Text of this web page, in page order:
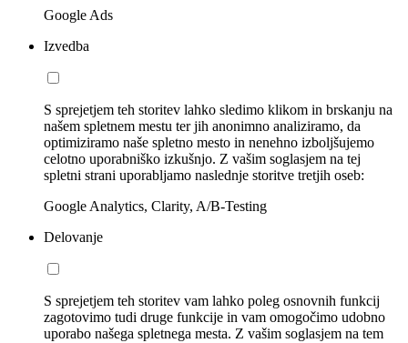
Google Ads
Izvedba
S sprejetjem teh storitev lahko sledimo klikom in brskanju na
našem spletnem mestu ter jih anonimno analiziramo, da
optimiziramo naše spletno mesto in nenehno izboljšujemo
celotno uporabniško izkušnjo. Z vašim soglasjem na tej
spletni strani uporabljamo naslednje storitve tretjih oseb:
Google Analytics, Clarity, A/B-Testing
Delovanje
S sprejetjem teh storitev vam lahko poleg osnovnih funkcij
zagotovimo tudi druge funkcije in vam omogočimo udobno
uporabo našega spletnega mesta. Z vašim soglasjem na tem